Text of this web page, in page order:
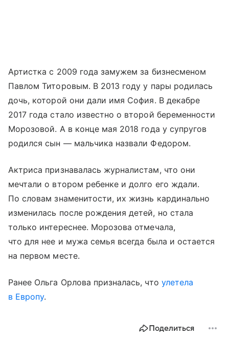
Артистка с 2009 года замужем за бизнесменом
Павлом Титоровым. В 2013 году у пары родилась
дочь, которой они дали имя София. В декабре
2017 года стало известно о второй беременности
Морозовой. А в конце мая 2018 года у супругов
родился сын — мальчика назвали Федором.
Актриса признавалась журналистам, что они
мечтали о втором ребенке и долго его ждали.
По словам знаменитости, их жизнь кардинально
изменилась после рождения детей, но стала
только интереснее. Морозова отмечала,
что для нее и мужа семья всегда была и остается
на первом месте.
Ранее Ольга Орлова призналась, что улетела
в Европу.
Поделиться